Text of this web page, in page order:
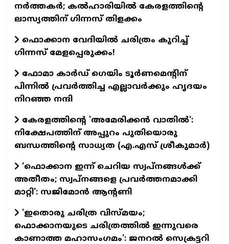
നർത്തകർ; കൽഹാരിയിൽ കേരളത്തിന്റെ
ലാസ്യത്തിന് ഗിന്നസ് തിളക്കം
ഫൊക്കാന വേദിയിൽ ചരിത്രം കുറിച്ച്
ഗിന്നസ് മേളപ്പെരുക്കം!
ഫോമാ കാര്‍ഡ് ഗെയിം ടൂര്‍ണമെന്റിന്
പിന്നില്‍ പ്രവര്‍ത്തിച്ച എല്ലാവര്‍ക്കും ഹൃദയം
നിറഞ്ഞ നന്ദി
കേരളത്തിന്റെ 'അമേരിക്കന്‍ വാതില്‍':
നിക്ഷേപത്തിന് അപ്പുറം പുതിയൊരു
ബന്ധത്തിന്റെ സാധ്യത (എ.എസ് ശ്രീകുമാര്‍)
‘ഫൊക്കാന ഇന്ന് ചെറിയ സ്വപ്നങ്ങൾക്ക്
അതീതം; സ്വപ്നങ്ങളെ പ്രവർത്തനമാക്കി
മാറ്റി’: സജിമോൻ ആന്റണി
'ഇതൊരു ചരിത്ര വിസ്മയം;
ഫൊക്കാനയുടെ ചരിത്രത്തിൽ ഇന്നുവരെ
കാണാത്ത മഹാസംഗമം': ജനറൽ സെക്രട്ടറി